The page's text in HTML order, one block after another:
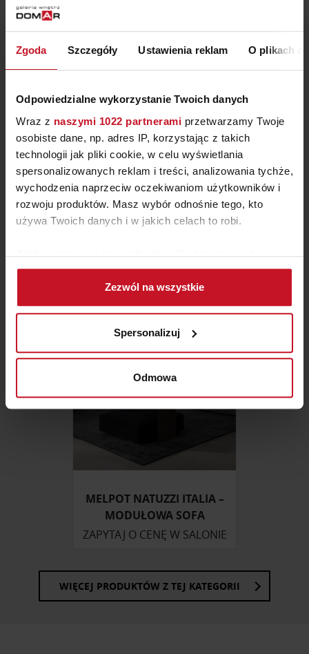
Zgoda Szczegóły Ustawienia reklam O plikach
Odpowiedzialne wykorzystanie Twoich danych
Wraz z naszymi 1022 partnerami przetwarzamy Twoje
osobiste dane, np. adres IP, korzystając z takich
technologii jak pliki cookie, w celu wyświetlania
spersonalizowanych reklam i treści, analizowania tychże,
wychodzenia naprzeciw oczekiwaniom użytkowników i
rozwoju produktów. Masz wybór odnośnie tego, kto
używa Twoich danych i w jakich celach to robi.
Jeśli wyrazisz na to zgodę, chcielibyśmy również:
Gromadzić dane dotyczące Twojej lokalizacji
geograficznej z dokładnością nawet do kilku metrów
Identyfikować Twoje urządzenie, aktywnie
(fingerprinting, czyli wirtualny odcisk palca)
Dowiedz się więcej odnośnie tego, jak Twoje osobiste
dane są przetwarzane oraz ustaw własne preferencje w
zmienić lub wycofać swoją zgodę w dowolnej chwili.
Wykorzystujemy pliki cookie do spersonalizowania treści
i reklam, aby oferować funkcje społecznościowe i
analizować ruch w naszej witrynie. Informacje o tym, jak
otrzymanymi od Ciebie lub uzyskanymi podczas
Zezwól na wszystkie
Spersonalizuj
Odmowa
MELPOT NATUZZI ITALIA –
MODUŁOWA SOFA
ZAPYTAJ O CENĘ W SALONIE
WIĘCEJ PRODUKTÓW Z TEJ KATEGORII